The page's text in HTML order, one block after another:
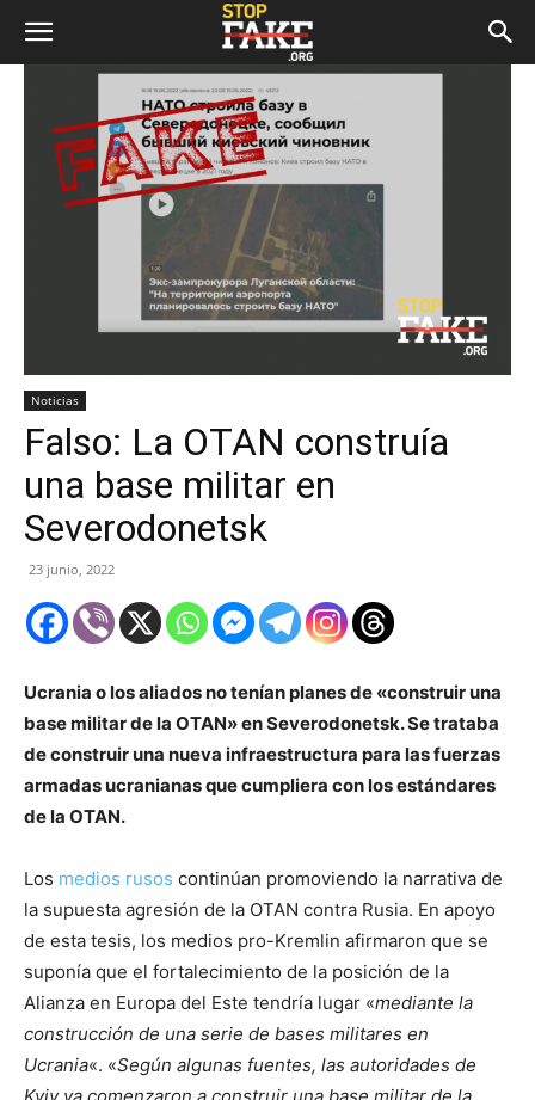
Noticias
Falso: La OTAN construía
una base militar en
Severodonetsk
23 junio, 2022
Ucrania o los aliados no tenían planes de «construir una
base militar de la OTAN» en Severodonetsk. Se trataba
de construir una nueva infraestructura para las fuerzas
armadas ucranianas que cumpliera con los estándares
de la OTAN.
Los medios rusos continúan promoviendo la narrativa de
la supuesta agresión de la OTAN contra Rusia. En apoyo
de esta tesis, los medios pro-Kremlin afirmaron que se
suponía que el fortalecimiento de la posición de la
Alianza en Europa del Este tendría lugar «mediante la
construcción de una serie de bases militares en
Ucrania«. «Según algunas fuentes, las autoridades de